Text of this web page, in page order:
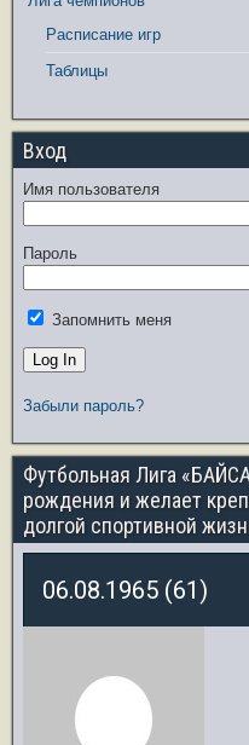
Расписание игр
Таблицы
Вход
Имя пользователя
Пароль
Запомнить меня
Забыли пароль?
Футбольная Лига
рождения и желает
долгой спортивной
06.08.1965 (61)